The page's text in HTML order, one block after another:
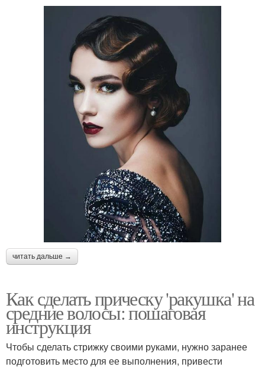
читать дальше →
Как сделать прическу 'ракушка' на
средние волосы: пошаговая
инструкция
Чтобы сделать стрижку своими руками, нужно заранее
подготовить место для ее выполнения, привести